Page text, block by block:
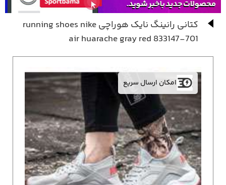
کتانی رانینگ نایک هوراچی running shoes nike
air huarache gray red 833147-701
امکان ارسال سریع